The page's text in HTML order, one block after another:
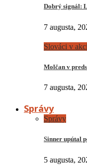
Dobrý signál:
7 augusta,
Slováci v
Molčan v
7 augusta,
Správy
Správy
Sinner upútal
5 augusta,